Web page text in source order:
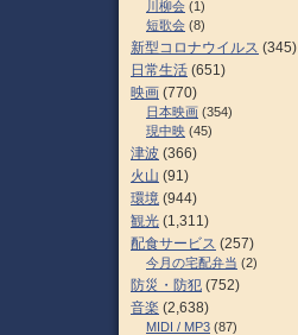
川柳会 (1)
短歌会 (8)
新型コロナウイルス (345)
日常生活 (651)
映画 (770)
日本映画 (354)
現中映 (45)
津波 (366)
火山 (91)
環境 (944)
観光 (1,311)
配食サービス (257)
今月の宅配弁当 (2)
防災・防犯 (752)
音楽 (2,638)
MIDI / MP3 (87)